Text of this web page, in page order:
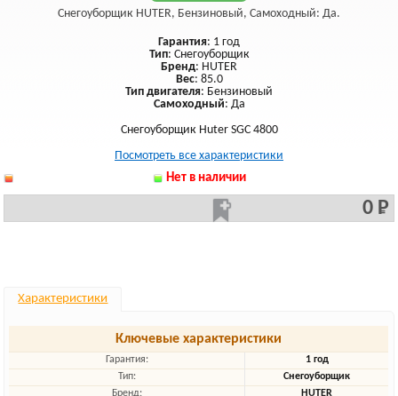
Снегоуборщик HUTER, Бензиновый, Самоходный: Да.
Гарантия: 1 год
Тип: Снегоуборщик
Бренд: HUTER
Вес: 85.0
Тип двигателя: Бензиновый
Самоходный: Да
Снегоуборщик Huter SGC 4800
Посмотреть все характеристики
Нет в наличии
0 Р
Характеристики
Ключевые характеристики
Гарантия:
1 год
Тип:
Снегоуборщик
Бренд:
HUTER